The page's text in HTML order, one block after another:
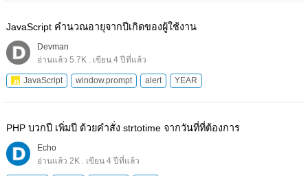
JavaScript คํานวณอายุจากปีเกิดของผู้ใช้งาน
Devman
อ่านแล้ว 5.7K . เขียน 4 ปีที่แล้ว
JavaScript window.prompt alert YEAR
PHP บวกปี เพิ่มปี ด้วยคำสั่ง strtotime จากวันที่ที่ต้องการ
Echo
อ่านแล้ว 2K . เขียน 4 ปีที่แล้ว